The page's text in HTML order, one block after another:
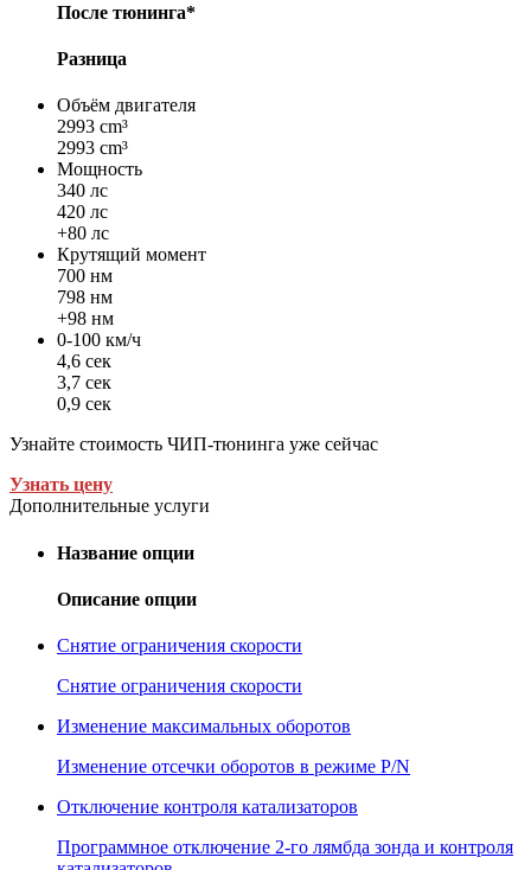
После тюнинга*
Разница
Объём двигателя
2993 cm³
2993 cm³
Мощность
340 лс
420 лс
+80 лс
Крутящий момент
700 нм
798 нм
+98 нм
0-100 км/ч
4,6 сек
3,7 сек
0,9 сек
Узнайте стоимость ЧИП-тюнинга уже сейчас
Узнать цену
Дополнительные услуги
Название опции
Описание опции
Снятие ограничения скорости
Снятие ограничения скорости
Изменение максимальных оборотов
Изменение отсечки оборотов в режиме P/N
Отключение контроля катализаторов
Программное отключение 2-го лямбда зонда и контроля